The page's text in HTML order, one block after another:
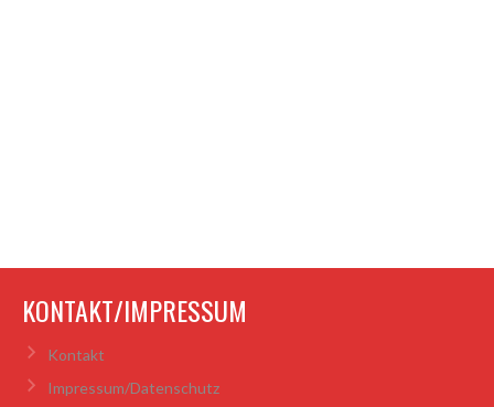
KONTAKT/IMPRESSUM
Kontakt
Impressum/Datenschutz